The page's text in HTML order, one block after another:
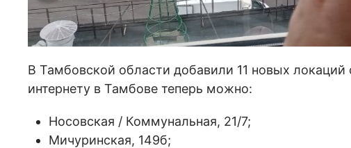
В Тамбовской области добавили 11 новых
интернету в Тамбове теперь можно:
Носовская / Коммунальная, 21/7;
Мичуринская, 149б;